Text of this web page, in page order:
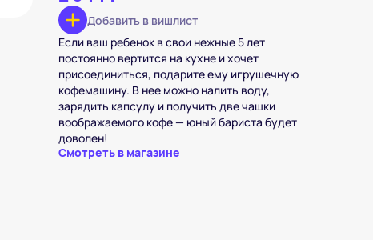
Добавить в вишлист
Если ваш ребенок в свои нежные 5 лет
постоянно вертится на кухне и хочет
присоединиться, подарите ему игрушечную
кофемашину. В нее можно налить воду,
зарядить капсулу и получить две чашки
воображаемого кофе — юный бариста будет
доволен!
Смотреть в магазине